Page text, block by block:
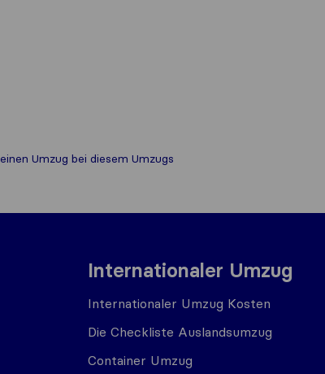
Umzug bei diesem Umzugs​
Internationaler Umzug
Internationaler Umzug Kosten
Die Checkliste Auslandsumzug
Container Umzug